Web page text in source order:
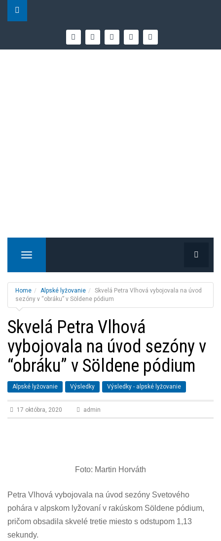
T
g
l
e
n
a
v
i
g
t
i
o
n
Home Alpské lyžovanie
Skvelá Petra Vlhová vybojovala na úvod
sezóny v “obráku” v Söldene pódium
Skvelá Petra Vlhová
vybojovala na úvod sezóny v
“obráku” v Söldene pódium
Alpské lyžovanie Výsledky Výsledky - alpské lyžovanie
17 októbra, 2020 admin
Foto: Martin Horváth
Petra Vlhová vybojovala na úvod sezóny Svetového
pohára v alpskom lyžovaní v rakúskom Söldene pódium,
pričom obsadila skvelé tretie miesto s odstupom 1,13
sekundy.